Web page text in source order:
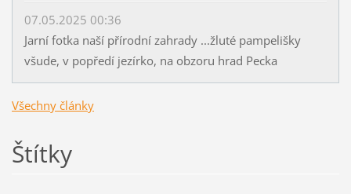
07.05.2025 00:36
Jarní fotka naší přírodní zahrady ...žluté pampelišky
všude, v popředí jezírko, na obzoru hrad Pecka
Všechny články
Štítky